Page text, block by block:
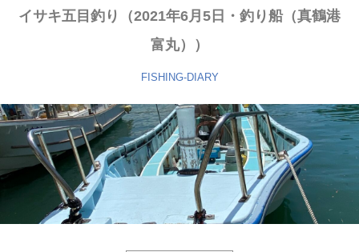
イサキ五目釣り（2021年6月5日・釣り船（真鶴港
富丸））
FISHING-DIARY